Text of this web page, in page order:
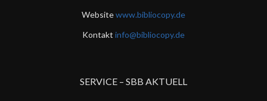
Websitewww.bibliocopy.de
Kontakt info@bibliocopy.de
SERVICE – SBB AKTUELL